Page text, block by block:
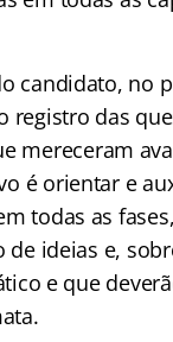
candidato, no
registro das
mereceram
é orientar e
todas as
de ideias e,
e que